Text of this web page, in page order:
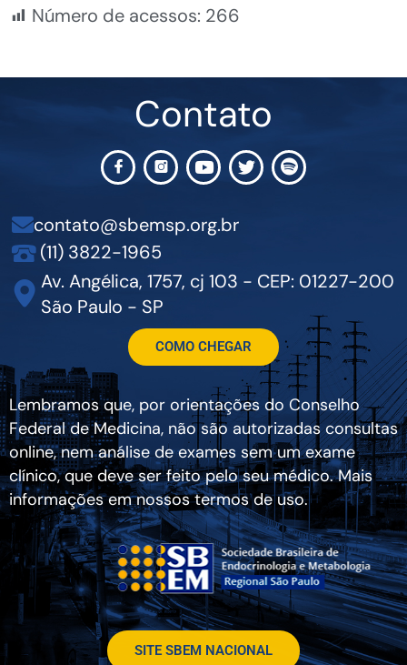
Número de acessos: 266
Contato
contato@sbemsp.org.br
(11) 3822-1965
Av. Angélica, 1757, cj 103 - CEP: 01227-200
São Paulo - SP
COMO CHEGAR
Lembramos que, por orientações do Conselho
Federal de Medicina, não são autorizadas consultas
online, nem análise de exames sem um exame
clínico, que deve ser feito pelo seu médico. Mais
informações em nossos termos de uso.
SITE SBEM NACIONAL